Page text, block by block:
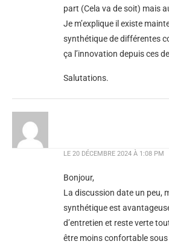
part (Cela va de soit) mais
Je m’explique il existe
synthétique de différentes
ça l’innovation depuis ces
Salutations.
LE 20 DÉCEMBRE 2024 À 1:08 PM
Bonjour,
La discussion date un peu,
synthétique est
d’entretien et reste verte
être moins confortable